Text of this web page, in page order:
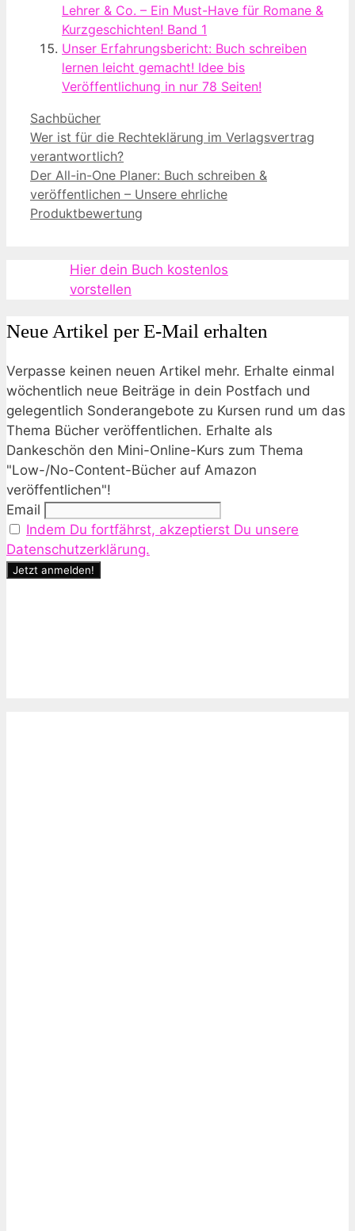
Lehrer & Co. – Ein Must-Have für Romane &
Kurzgeschichten! Band 1
Unser Erfahrungsbericht: Buch schreiben
lernen leicht gemacht! Idee bis
Veröffentlichung in nur 78 Seiten!
Kategorien
Sachbücher
Wer ist für die Rechteklärung im Verlagsvertrag
verantwortlich?
Der All-in-One Planer: Buch schreiben &
veröffentlichen – Unsere ehrliche
Produktbewertung
Hier dein Buch kostenlos
vorstellen
Neue Artikel per E-Mail erhalten
Verpasse keinen neuen Artikel mehr. Erhalte einmal
wöchentlich neue Beiträge in dein Postfach und
gelegentlich Sonderangebote zu Kursen rund um das
Thema Bücher veröffentlichen. Erhalte als
Dankeschön den Mini-Online-Kurs zum Thema
"Low-/No-Content-Bücher auf Amazon
veröffentlichen"!
Email
Indem Du fortfährst, akzeptierst Du unsere
Datenschutzerklärung.